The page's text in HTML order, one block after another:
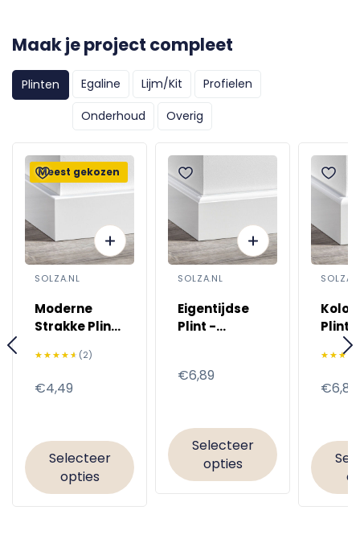
Maak je project compleet
Plinten Egaline Lijm/Kit
Profielen
Onderhoud
Overig
Meest gekozen
SOLZA.NL
Moderne
Strakke Plint
★★★★★
★★★★★ (2)
Normale
€4,49
Selecteer
opties
SOLZA.NL
Eigentijdse
Plint -
Normale
€6,89
Selecteer
opties
Plint -
€6,89